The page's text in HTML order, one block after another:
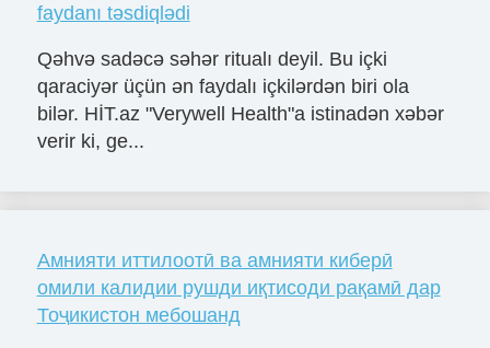
faydanı təsdiqlədi
Qəhvə sadəcə səhər ritualı deyil. Bu içki
qaraciyər üçün ən faydalı içkilərdən biri ola
bilər. HİT.az "Verywell Health"a istinadən xəbər
verir ki, ge...
Амнияти иттилоотӣ ва амнияти киберӣ
омили калидии рушди иқтисоди рақамӣ дар
Тоҷикистон мебошанд